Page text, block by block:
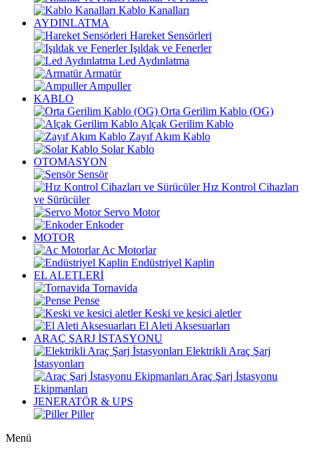
Kablo Kanalları
AYDINLATMA
Hareket Sensörleri
Işıldak ve Fenerler
Led Aydınlatma
Armatür
Ampuller
KABLO
Orta Gerilim Kablo (OG)
Alçak Gerilim Kablo
Zayıf Akım Kablo
Solar Kablo
OTOMASYON
Sensör
Hız Kontrol Cihazları
ve Sürücüler
Servo Motor
Enkoder
MOTOR
Ac Motorlar
Endüstriyel Kaplin
EL ALETLERİ
Tornavida
Pense
Keski ve kesici aletler
El Aleti Aksesuarları
ARAÇ ŞARJ İSTASYONU
Elektrikli Araç Şarj
İstasyonları
Araç Şarj İstasyonu
Ekipmanları
JENERATÖR & UPS
Piller
Menü